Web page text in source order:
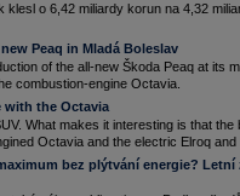
se společnostmi
jehož cílem je postavit ve
80 miliarddolarů(zhruba 1,7
o 6,42 miliardy korun na 4,32
Peaq in Mladá Boleslav
of the all-new Škoda Peaq at its
combustion-engine Octavia.
with the Octavia
What makes it interesting is that
Octavia and the electric Elroq and
bez plýtvání energie?